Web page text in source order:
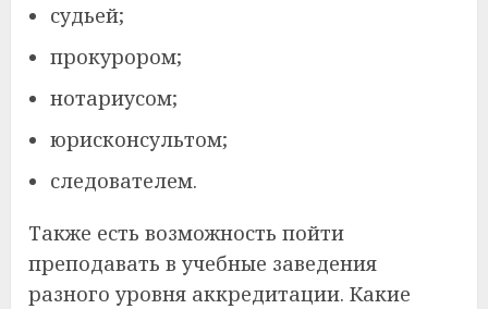
судьей;
прокурором;
нотариусом;
юрисконсультом;
следователем.
Также есть возможность пойти
преподавать в учебные заведения
разного уровня аккредитации. Какие